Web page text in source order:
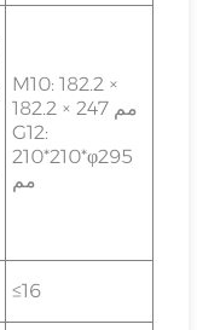
M10: 182.2 ×
182.2 × 247 مم
G12:
210*210*φ295
مم
≤16